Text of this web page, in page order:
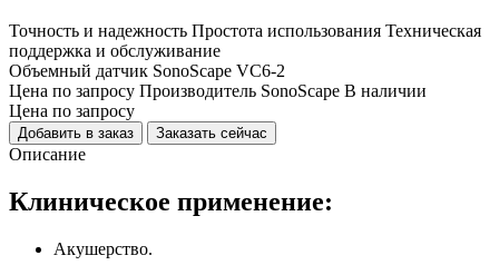
Точность и надежность Простота использования Техническая
поддержка и обслуживание
Объемный датчик SonoScape VC6-2
Цена по запросу Производитель SonoScape В наличии
Цена по запросу
Добавить в заказ Заказать сейчас
Описание
Клиническое применение:
Акушерство.